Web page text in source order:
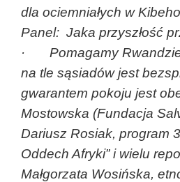
dla ociemniałych w Kibeho
Panel: Jaka przyszłość
· Pomagamy
na tle sąsiadów jest
gwarantem pokoju jest
Mostowska (Fundacja
Dariusz Rosiak, program
Oddech Afryki” i wielu
Małgorzata Wosińska,